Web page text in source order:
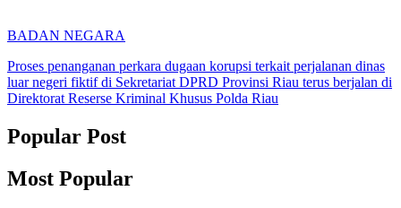
BADAN NEGARA
Proses penanganan perkara dugaan korupsi terkait perjalanan dinas
luar negeri fiktif di Sekretariat DPRD Provinsi Riau terus berjalan di
Direktorat Reserse Kriminal Khusus Polda Riau
Popular Post
Most Popular